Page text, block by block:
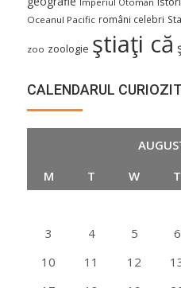
Oceanul Pacific români celebri
zoo zoologie ştiaţi că
CALENDARUL
M
T W T
3
4 5 6
10
11 12